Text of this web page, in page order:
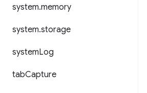
system.memory
system.storage
systemLog
tabCapture